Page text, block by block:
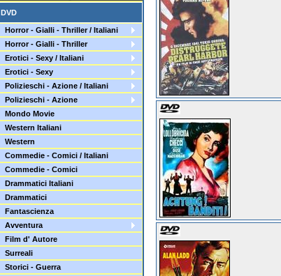
DVD
Horror - Gialli - Thriller / Italiani
Horror - Gialli - Thriller
Erotici - Sexy / Italiani
Erotici - Sexy
Polizieschi - Azione / Italiani
Polizieschi - Azione
Mondo Movie
Western Italiani
Western
Commedie - Comici / Italiani
Commedie - Comici
Drammatici Italiani
Drammatici
Fantascienza
Avventura
Film d' Autore
Surreali
Storici - Guerra